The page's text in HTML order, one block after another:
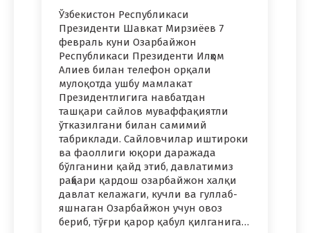
Ўзбекистон Республикаси
Президенти Шавкат Мирзиёев 7
февраль куни Озарбайжон
Республикаси Президенти Илҳом
Алиев билан телефон орқали
мулоқотда ушбу мамлакат
Президентлигига навбатдан
ташқари сайлов муваффақиятли
ўтказилгани билан самимий
табриклади. Сайловчилар иштироки
ва фаоллиги юқори даражада
бўлганини қайд этиб, давлатимиз
раҳбари қардош озарбайжон халқи
давлат келажаги, кучли ва гуллаб-
яшнаган Озарбайжон учун овоз
бериб, тўғри қарор қабул қилганига…